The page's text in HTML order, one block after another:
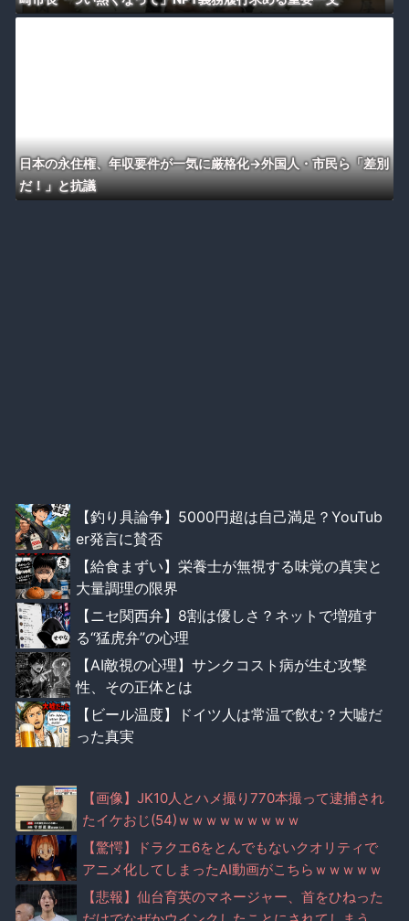
日本の永住権、年収要件が一気に厳格化→外国人・市民ら「差別
だ！」と抗議
【釣り具論争】5000円超は自己満足？YouTub
er発言に賛否
【給食まずい】栄養士が無視する味覚の真実と
大量調理の限界
【ニセ関西弁】8割は優しさ？ネットで増殖す
る“猛虎弁”の心理
【AI敵視の心理】サンクコスト病が生む攻撃
性、その正体とは
【ビール温度】ドイツ人は常温で飲む？大嘘だ
った真実
【画像】JK10人とハメ撮り770本撮って逮捕され
たイケおじ(54)ｗｗｗｗｗｗｗｗｗ
【驚愕】ドラクエ6をとんでもないクオリティで
アニメ化してしまったAI動画がこちらｗｗｗｗｗ
【悲報】仙台育英のマネージャー、首をひねった